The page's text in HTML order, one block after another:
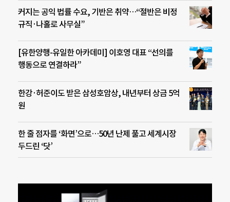
커지는 공익 법률 수요, 기반은 취약…“절반은 비정
규직·나홀로 사무실”
[유한양행-유일한 아카데미] 이호영 대표 “선의를
행동으로 연결하라”
한강·허준이도 받은 삼성호암상, 내년부터 상금 5억
원
한 줄 점자를 ‘화면’으로…50년 난제 풀고 세계시장
두드린 ‘닷’